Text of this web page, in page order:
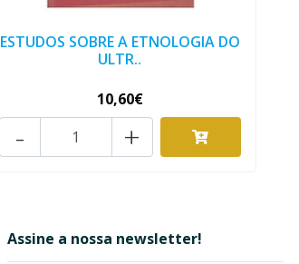
ESTUDOS SOBRE A ETNOLOGIA DO
ULTR..
10,60€
+
-
Assine a nossa newsletter!